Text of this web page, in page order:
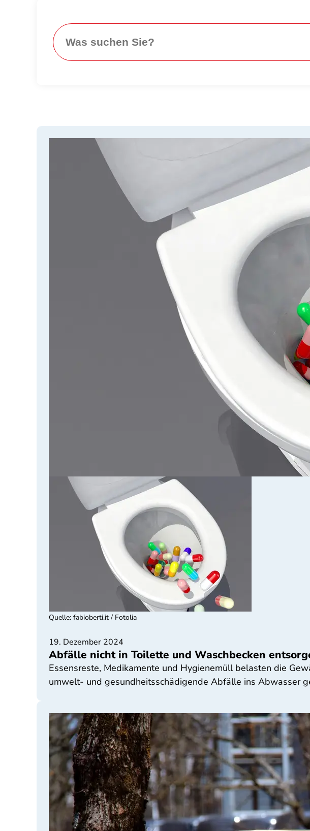
19. Dezember 2024
Abfälle nicht in Toilette und Waschbecken
Essensreste, Medikamente und Hygienemüll belasten die
umwelt- und gesundheitsschädigende Abfälle ins Abwasser
Quelle: fabioberti.it / Fotolia